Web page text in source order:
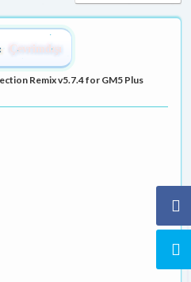
Çevrimdışı
Remix v5.7.4 for GM5 Plus